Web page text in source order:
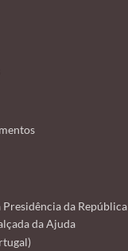
da República
da Ajuda